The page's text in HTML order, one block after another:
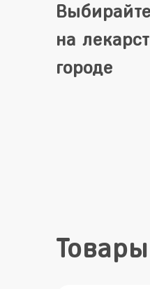
на
городе